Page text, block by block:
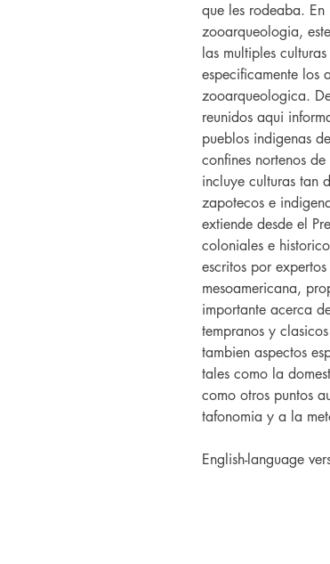
que les rodeaba. En
zooarqueologia,
las multiples
especificamente los
zooarqueologica.
reunidos aqui
pueblos indigenas
confines nortenos
incluye culturas tan
zapotecos e
extiende desde el
coloniales e
escritos por
mesoamericana,
importante acerca
tempranos y
tambien aspectos
tales como la
como otros puntos
tafonomia y a la
English-language